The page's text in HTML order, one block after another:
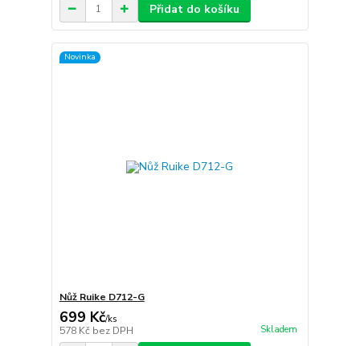
Přidat do košíku
Novinka
Nůž Ruike D712-G
699 Kč/ks
578 Kč bez DPH Skladem